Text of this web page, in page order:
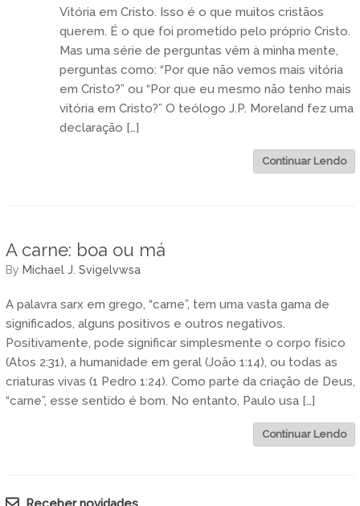
Vitória em Cristo. Isso é o que muitos cristãos
querem. É o que foi prometido pelo próprio Cristo.
Mas uma série de perguntas vêm à minha mente,
perguntas como: “Por que não vemos mais vitória
em Cristo?” ou “Por que eu mesmo não tenho mais
vitória em Cristo?” O teólogo J.P. Moreland fez uma
declaração […]
Continuar Lendo
A carne: boa ou má
by Michael J. Svigelvwsa
A palavra sarx em grego, “carne”, tem uma vasta gama de
significados, alguns positivos e outros negativos.
Positivamente, pode significar simplesmente o corpo físico
(Atos 2:31), a humanidade em geral (João 1:14), ou todas as
criaturas vivas (1 Pedro 1:24). Como parte da criação de Deus,
“carne”, esse sentido é bom. No entanto, Paulo usa […]
Continuar Lendo